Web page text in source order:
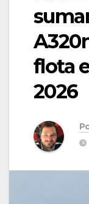
flota
2026